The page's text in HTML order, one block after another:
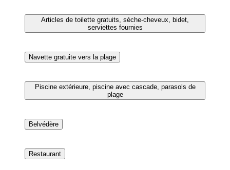
Navette gratuite vers la plage
Piscine extérieure, piscine avec cascade, parasols de
plage